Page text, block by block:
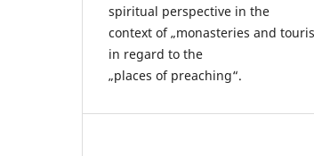
spiritual perspective in the
context of „monasteries and
in regard to the
„places of preaching“.